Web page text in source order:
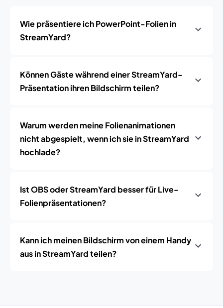
Wie präsentiere ich PowerPoint-Folien in
StreamYard?
Können Gäste während einer StreamYard-
Präsentation ihren Bildschirm teilen?
Warum werden meine Folienanimationen
nicht abgespielt, wenn ich sie in StreamYard
hochlade?
Ist OBS oder StreamYard besser für Live-
Folienpräsentationen?
Kann ich meinen Bildschirm von einem Handy
aus in StreamYard teilen?